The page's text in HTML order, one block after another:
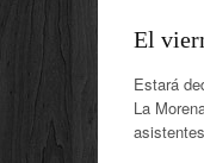
El
Estará
La
asistentes